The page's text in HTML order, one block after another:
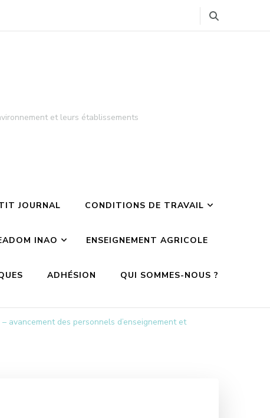
et leurs établissements
JOURNAL CONDITIONS DE TRAVAIL
INAO ENSEIGNEMENT AGRICOLE
ADHÉSION QUI SOMMES-NOUS ?
avancement des personnels d’enseignement et